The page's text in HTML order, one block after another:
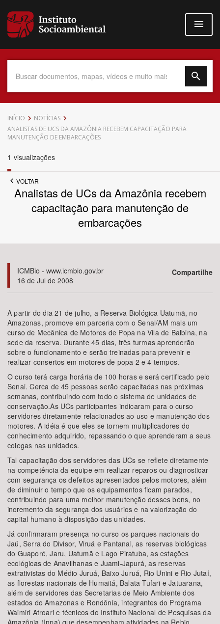
para
conteúdo
Data do Documento
Povo Indígena
Bioma / Bacia
Tema
Subtema
Área de Levantamento
Área Protegida
BUSCAR
INÍCIO
NOTÍCIAS
ANALISTAS DE UCS DA AMAZÔNIA RECEBEM CAPACITAÇÃO PARA
MANUTENÇÃO DE EMBARCAÇÕES
1 visualizações
VOLTAR
Analistas de UCs da Amazônia recebem
capacitação para manutenção de
embarcações
ICMBio - www.icmbio.gov.br
16 de Jul de 2008
Compartilhe
A partir do dia 21 de julho, a Reserva Biológica Uatumã, no
Amazonas, promove em parceria com o Senai/AM mais um
curso de Mecânica de Motores de Popa na Vila de Balbina, na
sede da reserva. Durante 45 dias, três turmas aprenderão
sobre o funcionamento e serão treinadas para prevenir e
realizar consertos em motores de popa 2 e 4 tempos.
O curso terá carga horária de 100 horas e será certificado pelo
Senai. Cerca de 45 pessoas serão capacitadas nas próximas
semanas, contribuindo com todo o sistema de unidades de
conservação.As UCs participantes indicaram para o curso
servidores diretamente relacionados ao uso e manutenção dos
motores. A idéia é que eles se tornem multiplicadores do
conhecimento adquirido, repassando o que aprenderam a seus
colegas nas unidades.
Tal capacitação dos servidores das UCs se reflete diretamente
na competência da equipe em realizar reparos ou diagnosticar
com segurança os defeitos apresentados pelos motores, além
de diminuir o tempo que os equipamentos ficam parados,
contribuindo para uma melhor manutenção desses bens, no
incremento da segurança dos usuários e na valorização do
capital humano à disposição das unidades.
Já confirmaram presença no curso os parques nacionais do
Jaú, Serra do Divisor, Viruá e Pantanal, as reservas biológicas
do Guaporé, Jaru, Uatumã e Lago Piratuba, as estações
ecológicas de Anavilhanas e Juami-Japurá, as reservas
extrativistas do Médio Juruá, Baixo Juruá, Rio Unini e Rio Jutaí,
as florestas nacionais de Humaitá, Balata-Tufari e Jatuarana,
além de servidores das Secretarias de Meio Ambiente dos
estados do Amazonas e Rondônia, integrantes do Programa
Waimiri Atroari e técnicos do Instituto Nacional de Pesquisas da
Amazônia (Inpa) que desempenham atividades na Rebio